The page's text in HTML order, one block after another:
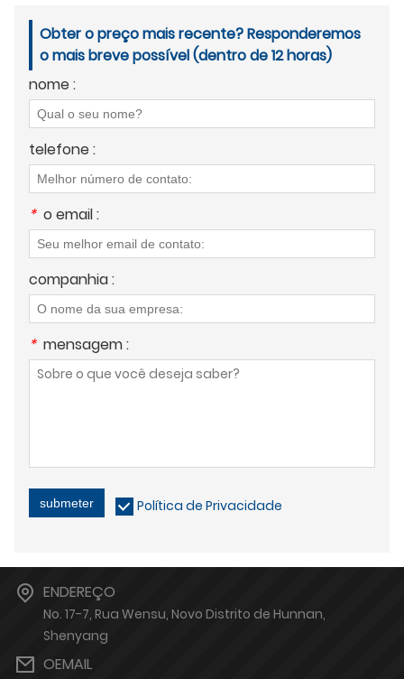
Obter o preço mais recente? Responderemos
o mais breve possível (dentro de 12 horas)
nome :
telefone :
* o email :
companhia :
* mensagem :
submeter Política de Privacidade
ENDEREÇO
No. 17-7, Rua Wensu, Novo Distrito de Hunnan,
Shenyang
OEMAIL